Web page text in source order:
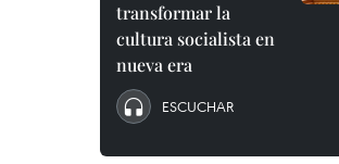
transformar la
cultura socialista en
nueva era
ESCUCHAR